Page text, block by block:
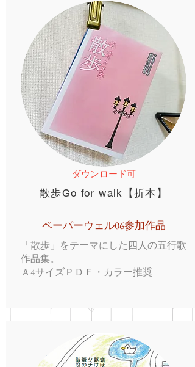
ダウンロード可
散歩Go for walk【折本】
ペーパーウェル06参加作品
「散歩」をテーマにした四人の五行歌
作品集。
Ａ4サイズＰＤＦ・カラー推奨